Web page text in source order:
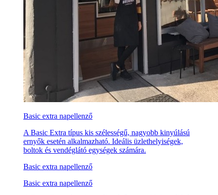
Basic extra napellenző
A Basic Extra típus kis szélességű, nagyobb kinyúlású
ernyők esetén alkalmazható. Ideális üzlethelyiségek,
boltok és vendéglátó egységek számára.
Basic extra napellenző
Basic extra napellenző